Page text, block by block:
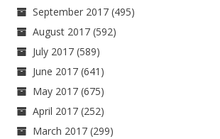
September 2017 (495)
August 2017 (592)
July 2017 (589)
June 2017 (641)
May 2017 (675)
April 2017 (252)
March 2017 (299)